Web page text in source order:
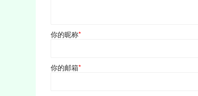
你的昵称*
你的邮箱*